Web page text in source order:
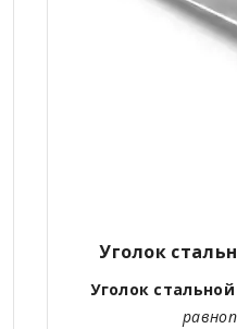
Уголок
Уголок стальной